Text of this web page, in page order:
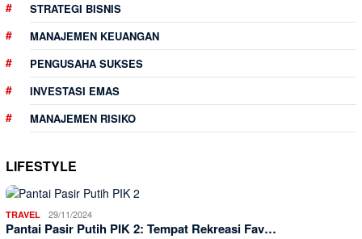
STRATEGI BISNIS
MANAJEMEN KEUANGAN
PENGUSAHA SUKSES
INVESTASI EMAS
MANAJEMEN RISIKO
LIFESTYLE
TRAVEL 29/11/2024
Pantai Pasir Putih PIK 2: Tempat Rekreasi Fav…